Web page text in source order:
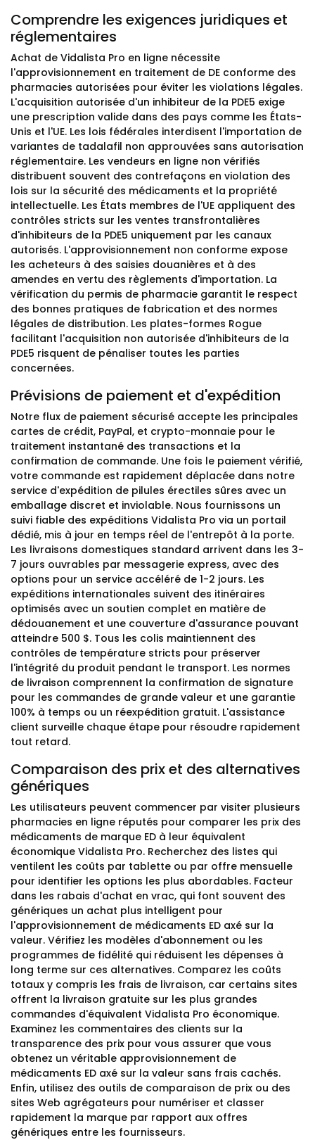
Comprendre les exigences juridiques et
réglementaires
Achat de Vidalista Pro en ligne nécessite
l'approvisionnement en traitement de DE conforme des
pharmacies autorisées pour éviter les violations légales.
L'acquisition autorisée d'un inhibiteur de la PDE5 exige
une prescription valide dans des pays comme les États-
Unis et l'UE. Les lois fédérales interdisent l'importation de
variantes de tadalafil non approuvées sans autorisation
réglementaire. Les vendeurs en ligne non vérifiés
distribuent souvent des contrefaçons en violation des
lois sur la sécurité des médicaments et la propriété
intellectuelle. Les États membres de l'UE appliquent des
contrôles stricts sur les ventes transfrontalières
d'inhibiteurs de la PDE5 uniquement par les canaux
autorisés. L'approvisionnement non conforme expose
les acheteurs à des saisies douanières et à des
amendes en vertu des règlements d'importation. La
vérification du permis de pharmacie garantit le respect
des bonnes pratiques de fabrication et des normes
légales de distribution. Les plates-formes Rogue
facilitant l'acquisition non autorisée d'inhibiteurs de la
PDE5 risquent de pénaliser toutes les parties
concernées.
Prévisions de paiement et d'expédition
Notre flux de paiement sécurisé accepte les principales
cartes de crédit, PayPal, et crypto-monnaie pour le
traitement instantané des transactions et la
confirmation de commande. Une fois le paiement vérifié,
votre commande est rapidement déplacée dans notre
service d'expédition de pilules érectiles sûres avec un
emballage discret et inviolable. Nous fournissons un
suivi fiable des expéditions Vidalista Pro via un portail
dédié, mis à jour en temps réel de l'entrepôt à la porte.
Les livraisons domestiques standard arrivent dans les 3-
7 jours ouvrables par messagerie express, avec des
options pour un service accéléré de 1-2 jours. Les
expéditions internationales suivent des itinéraires
optimisés avec un soutien complet en matière de
dédouanement et une couverture d'assurance pouvant
atteindre 500 $. Tous les colis maintiennent des
contrôles de température stricts pour préserver
l'intégrité du produit pendant le transport. Les normes
de livraison comprennent la confirmation de signature
pour les commandes de grande valeur et une garantie
100% à temps ou un réexpédition gratuit. L'assistance
client surveille chaque étape pour résoudre rapidement
tout retard.
Comparaison des prix et des alternatives
génériques
Les utilisateurs peuvent commencer par visiter plusieurs
pharmacies en ligne réputés pour comparer les prix des
médicaments de marque ED à leur équivalent
économique Vidalista Pro. Recherchez des listes qui
ventilent les coûts par tablette ou par offre mensuelle
pour identifier les options les plus abordables. Facteur
dans les rabais d'achat en vrac, qui font souvent des
génériques un achat plus intelligent pour
l'approvisionnement de médicaments ED axé sur la
valeur. Vérifiez les modèles d'abonnement ou les
programmes de fidélité qui réduisent les dépenses à
long terme sur ces alternatives. Comparez les coûts
totaux y compris les frais de livraison, car certains sites
offrent la livraison gratuite sur les plus grandes
commandes d'équivalent Vidalista Pro économique.
Examinez les commentaires des clients sur la
transparence des prix pour vous assurer que vous
obtenez un véritable approvisionnement de
médicaments ED axé sur la valeur sans frais cachés.
Enfin, utilisez des outils de comparaison de prix ou des
sites Web agrégateurs pour numériser et classer
rapidement la marque par rapport aux offres
génériques entre les fournisseurs.